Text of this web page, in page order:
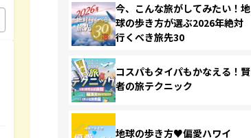
今、こんな旅がしてみたい！地
球の歩き方が選ぶ2026年絶対
行くべき旅先30
コスパもタイパもかなえる！賢
者の旅テクニック
地球の歩き方♥偏愛ハワイ